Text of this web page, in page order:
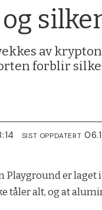
av
forblir
SIST OPPDATERT
Playground er laget
tåler alt, og at